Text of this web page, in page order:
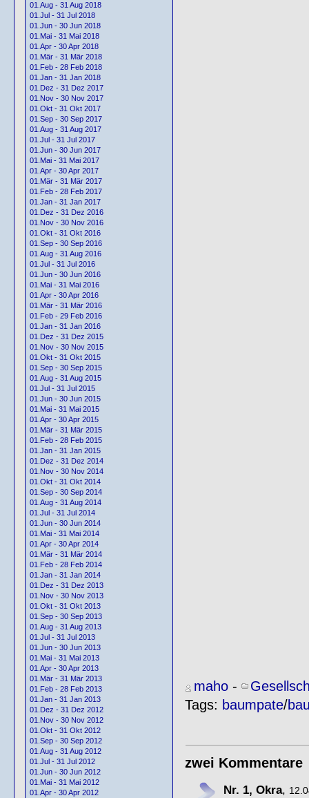
01.Aug - 31 Aug 2018
01.Jul - 31 Jul 2018
01.Jun - 30 Jun 2018
01.Mai - 31 Mai 2018
01.Apr - 30 Apr 2018
01.Mär - 31 Mär 2018
01.Feb - 28 Feb 2018
01.Jan - 31 Jan 2018
01.Dez - 31 Dez 2017
01.Nov - 30 Nov 2017
01.Okt - 31 Okt 2017
01.Sep - 30 Sep 2017
01.Aug - 31 Aug 2017
01.Jul - 31 Jul 2017
01.Jun - 30 Jun 2017
01.Mai - 31 Mai 2017
01.Apr - 30 Apr 2017
01.Mär - 31 Mär 2017
01.Feb - 28 Feb 2017
01.Jan - 31 Jan 2017
01.Dez - 31 Dez 2016
01.Nov - 30 Nov 2016
01.Okt - 31 Okt 2016
01.Sep - 30 Sep 2016
01.Aug - 31 Aug 2016
01.Jul - 31 Jul 2016
01.Jun - 30 Jun 2016
01.Mai - 31 Mai 2016
01.Apr - 30 Apr 2016
01.Mär - 31 Mär 2016
01.Feb - 29 Feb 2016
01.Jan - 31 Jan 2016
01.Dez - 31 Dez 2015
01.Nov - 30 Nov 2015
01.Okt - 31 Okt 2015
01.Sep - 30 Sep 2015
01.Aug - 31 Aug 2015
01.Jul - 31 Jul 2015
01.Jun - 30 Jun 2015
01.Mai - 31 Mai 2015
01.Apr - 30 Apr 2015
01.Mär - 31 Mär 2015
01.Feb - 28 Feb 2015
01.Jan - 31 Jan 2015
01.Dez - 31 Dez 2014
01.Nov - 30 Nov 2014
01.Okt - 31 Okt 2014
01.Sep - 30 Sep 2014
01.Aug - 31 Aug 2014
01.Jul - 31 Jul 2014
01.Jun - 30 Jun 2014
01.Mai - 31 Mai 2014
01.Apr - 30 Apr 2014
01.Mär - 31 Mär 2014
01.Feb - 28 Feb 2014
01.Jan - 31 Jan 2014
01.Dez - 31 Dez 2013
01.Nov - 30 Nov 2013
01.Okt - 31 Okt 2013
01.Sep - 30 Sep 2013
01.Aug - 31 Aug 2013
01.Jul - 31 Jul 2013
01.Jun - 30 Jun 2013
01.Mai - 31 Mai 2013
01.Apr - 30 Apr 2013
01.Mär - 31 Mär 2013
01.Feb - 28 Feb 2013
01.Jan - 31 Jan 2013
01.Dez - 31 Dez 2012
01.Nov - 30 Nov 2012
01.Okt - 31 Okt 2012
01.Sep - 30 Sep 2012
01.Aug - 31 Aug 2012
01.Jul - 31 Jul 2012
01.Jun - 30 Jun 2012
01.Mai - 31 Mai 2012
01.Apr - 30 Apr 2012
maho-
Tags: baumpate/
zwei Kommentare
Nr. 1, Okra,